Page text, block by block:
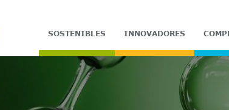
SOSTENIBLES INNOVADORES